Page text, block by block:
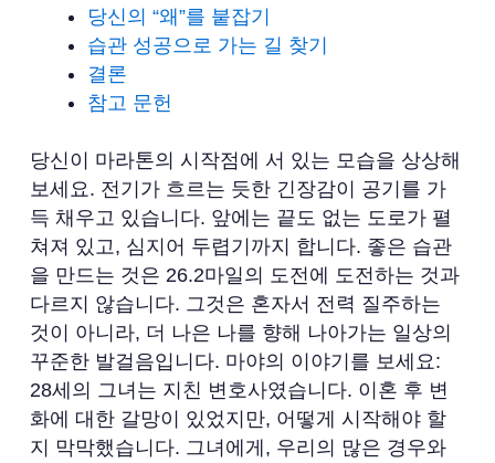
당신의 “왜”를 붙잡기
습관 성공으로 가는 길 찾기
결론
참고 문헌
당신이 마라톤의 시작점에 서 있는 모습을 상상해
보세요. 전기가 흐르는 듯한 긴장감이 공기를 가
득 채우고 있습니다. 앞에는 끝도 없는 도로가 펼
쳐져 있고, 심지어 두렵기까지 합니다. 좋은 습관
을 만드는 것은 26.2마일의 도전에 도전하는 것과
다르지 않습니다. 그것은 혼자서 전력 질주하는
것이 아니라, 더 나은 나를 향해 나아가는 일상의
꾸준한 발걸음입니다. 마야의 이야기를 보세요:
28세의 그녀는 지친 변호사였습니다. 이혼 후 변
화에 대한 갈망이 있었지만, 어떻게 시작해야 할
지 막막했습니다. 그녀에게, 우리의 많은 경우와